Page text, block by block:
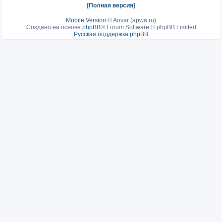
[Полная версия]
Mobile Version ©Anvar (apwa.ru)
Создано на основе phpBB® Forum Software © phpBB Limited
Русская поддержка phpBB